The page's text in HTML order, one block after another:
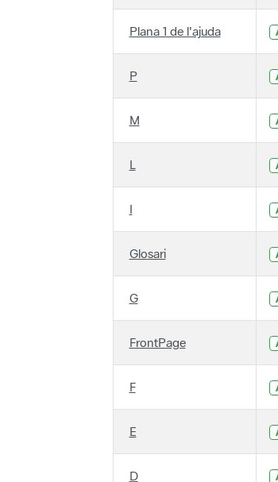
Plana 1 de l'ajuda
P
M
L
I
Glosari
G
FrontPage
F
E
D